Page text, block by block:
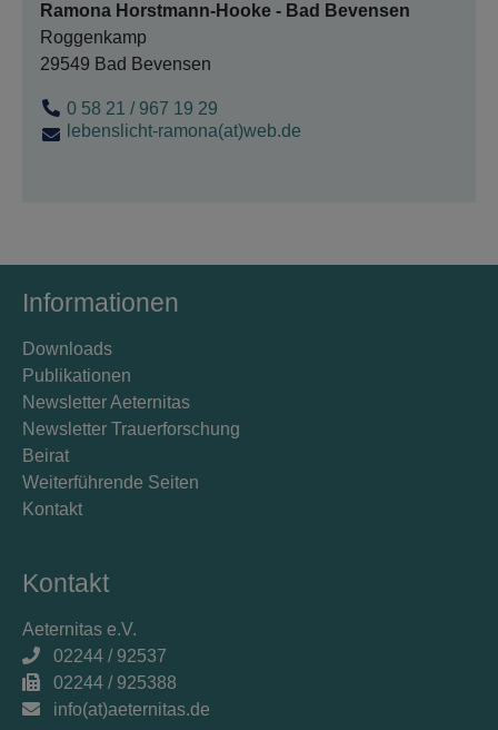
Ramona Horstmann-Hooke - Bad Bevensen
Roggenkamp
29549 Bad Bevensen
0 58 21 / 967 19 29
lebenslicht-ramona(at)web.de
Informationen
Downloads
Publikationen
Newsletter Aeternitas
Newsletter Trauerforschung
Beirat
Weiterführende Seiten
Kontakt
Kontakt
Aeternitas e.V.
02244 / 92537
02244 / 925388
info(at)aeternitas.de